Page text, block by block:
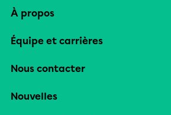
À propos
Équipe et carrières
Nous contacter
Nouvelles